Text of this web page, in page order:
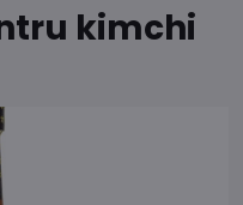
kimchi